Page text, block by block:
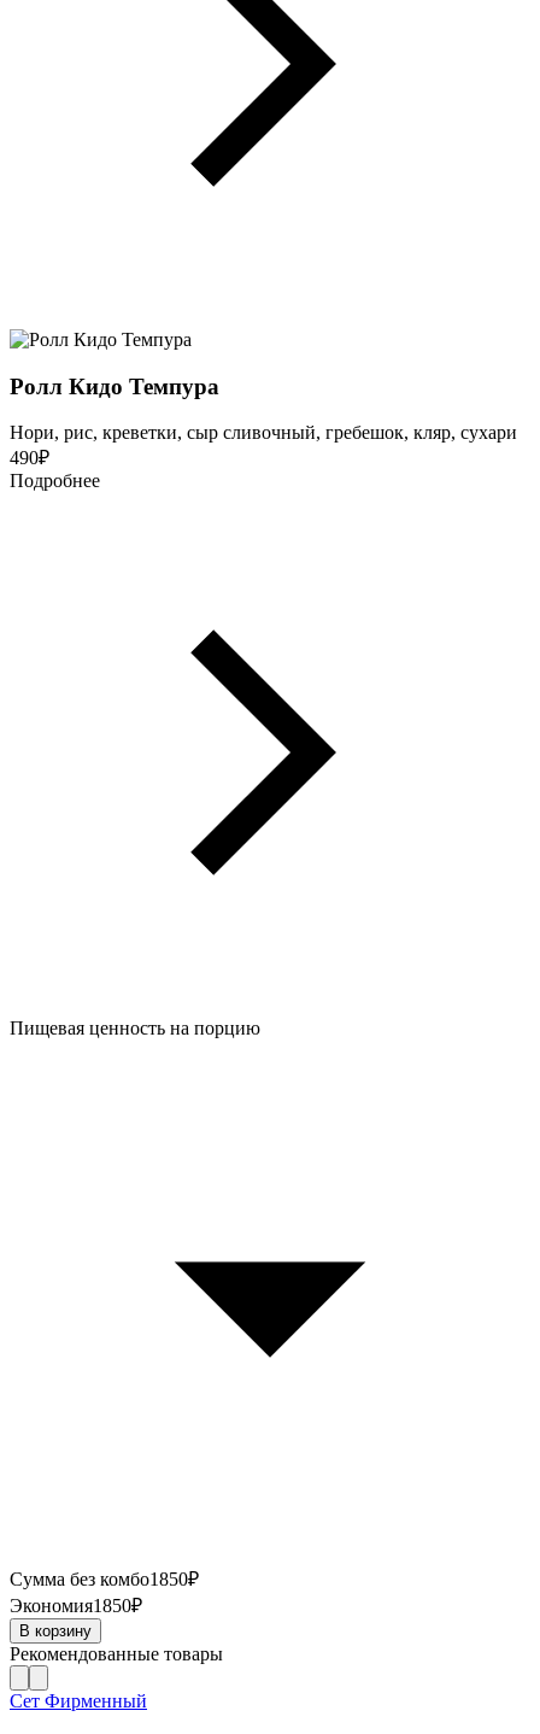
Ролл Кидо Темпура
Нори, рис, креветки, сыр сливочный, гребешок, кляр, сухари
490₽
Подробнее
Пищевая ценность на порцию
Сумма без комбо1850₽
Экономия1850₽
В корзину
Рекомендованные товары
Сет Фирменный